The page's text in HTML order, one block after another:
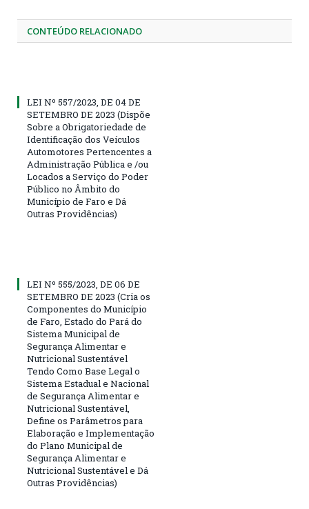
CONTEÚDO RELACIONADO
LEI Nº 557/2023, DE 04 DE
SETEMBRO DE 2023 (Dispõe
Sobre a Obrigatoriedade de
Identificação dos Veículos
Automotores Pertencentes a
Administração Pública e /ou
Locados a Serviço do Poder
Público no Âmbito do
Município de Faro e Dá
Outras Providências)
LEI Nº 555/2023, DE 06 DE
SETEMBRO DE 2023 (Cria os
Componentes do Município
de Faro, Estado do Pará do
Sistema Municipal de
Segurança Alimentar e
Nutricional Sustentável
Tendo Como Base Legal o
Sistema Estadual e Nacional
de Segurança Alimentar e
Nutricional Sustentável,
Define os Parâmetros para
Elaboração e Implementação
do Plano Municipal de
Segurança Alimentar e
Nutricional Sustentável e Dá
Outras Providências)